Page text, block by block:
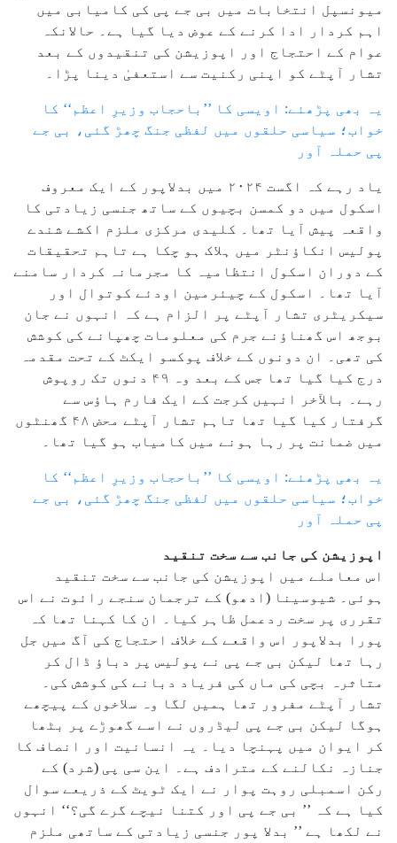
میونسپل انتخابات میں بی جے پی کی کامیابی میں
اہم کردار ادا کرنے کے عوض دیا گیا ہے۔ حالانکہ
عوام کے احتجاج اور اپوزیشن کی تنقیدوں کے بعد
تشار آپٹے کو اپنی رکنیت سے استعفیٰ دینا پڑا۔
یہ بھی پڑھئے: اویسی کا ’’باحجاب وزیرِ اعظم‘‘ کا
خواب؛ سیاسی حلقوں میں لفظی جنگ چھڑ گئی، بی جے
پی حملہ آور
یاد رہے کہ اگست ۲۰۲۴ میں بدلاپور کے ایک معروف
اسکول میں دو کمسن بچیوں کے ساتھ جنسی زیادتی کا
واقعہ پیش آیا تھا۔ کلیدی مرکزی ملزم اکشے شندے
پولیس انکاؤنٹر میں ہلاک ہو چکا ہے تاہم تحقیقات
کے دوران اسکول انتظامیہ کا مجرمانہ کردار سامنے
آیا تھا۔ اسکول کے چیئرمین اودئے کوتوال اور
سیکریٹری تشار آپٹے پر الزام ہے کہ انہوں نے جان
بوجھ اس گھناؤنے جرم کی معلومات چھپانے کی کوشش
کی تھی۔ ان دونوں کے خلاف پوکسو ایکٹ کے تحت مقدمہ
درج کیا گیا تھا جس کے بعد وہ ۴۹ دنوں تک روپوش
رہے۔ بالآخر انہیں کرجت کے ایک فارم ہاؤس سے
گرفتار کیا گیا تھا تاہم تشار آپٹے محض ۴۸ گھنٹوں
میں ضمانت پر رہا ہونے میں کامیاب ہو گیا تھا۔
یہ بھی پڑھئے: اویسی کا ’’باحجاب وزیرِ اعظم‘‘ کا
خواب؛ سیاسی حلقوں میں لفظی جنگ چھڑ گئی، بی جے
پی حملہ آور
اپوزیشن کی جانب سے سخت تنقید
اس معاملے میں اپوزیشن کی جانب سے سخت تنقید
ہوئی۔ شیوسینا (ادھو) کے ترجمان سنجے رائوت نے اس
تقرری پر سخت ردعمل ظاہر کیا۔ ان کا کہنا تھا کہ
پورا بدلاپور اس واقعے کے خلاف احتجاج کی آگ میں جل
رہا تھا لیکن بی جے پی نے پولیس پر دباؤ ڈال کر
متاثرہ بچی کی ماں کی فریاد دبانے کی کوشش کی۔
تشار آپٹے مفرور تھا ہمیں لگا وہ سلاخوں کے پیچھے
ہوگا لیکن بی جے پی لیڈروں نے اسے گھوڑے پر بٹھا
کر ایوان میں پہنچا دیا۔ یہ انسانیت اور انصاف کا
جنازہ نکالنے کے مترادف ہے۔ این سی پی (شرد) کے
رکن اسمبلی روہت پوار نے ایک ٹویٹ کے ذریعے سوال
کیا ہے کہ ’’ بی جے پی اور کتنا نیچے گرے گی؟‘‘ انہوں
نے لکھا ہے ’’ بدلا پور جنسی زیادتی کے ساتھی ملزم